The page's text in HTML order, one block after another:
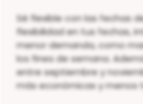
Sé flexible con las fechas
flexibilidad en tus fechas,
menor demanda, como
los fines de semana.
entre septiembre y
más económicas y menos